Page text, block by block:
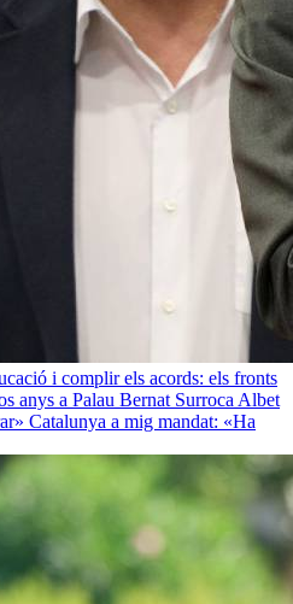
i complir els acords: els fronts
anys a Palau Bernat Surroca Albet
Catalunya a mig mandat: «Ha